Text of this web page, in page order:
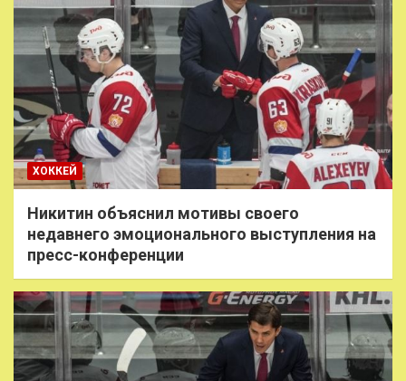
ХОККЕЙ
Никитин объяснил мотивы своего
недавнего эмоционального выступления на
пресс-конференции